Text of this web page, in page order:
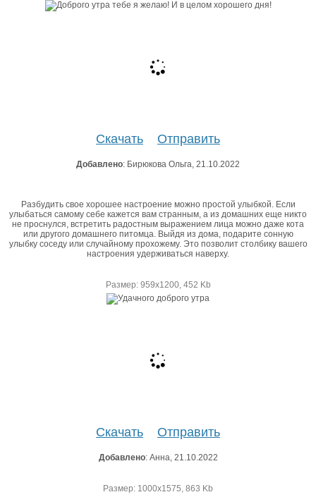
Скачать Отправить
Добавлено: Бирюкова Ольга, 21.10.2022
Разбудить свое хорошее настроение можно простой улыбкой. Если
улыбаться самому себе кажется вам странным, а из домашних еще никто
не проснулся, встретить радостным выражением лица можно даже кота
или другого домашнего питомца. Выйдя из дома, подарите сонную
улыбку соседу или случайному прохожему. Это позволит столбику вашего
настроения удерживаться наверху.
Размер: 959х1200, 452 Kb
Скачать Отправить
Добавлено: Анна, 21.10.2022
Размер: 1000х1575, 863 Kb